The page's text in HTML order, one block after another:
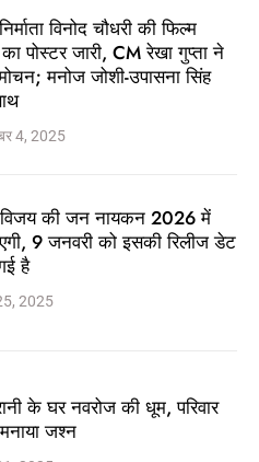
विनोद चौधरी की फिल्म
का पोस्टर जारी, CM रेखा गुप्ता ने
मनोज जोशी-उपासना सिंह
4, 2025
की जन नायकन 2026 में
9 जनवरी को इसकी रिलीज डेट
है
25, 2025
के घर नवरोज की धूम, परिवार
जश्न